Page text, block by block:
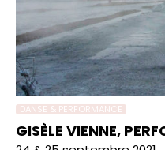
DANSE & PERFORMANCE
GISÈLE VIENNE,